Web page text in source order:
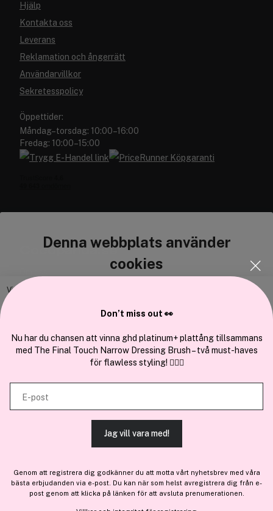
Denna webbplats använder
cookies
Vi använder enhetsidentifierare för att anpassa innehållet och
och annan information från din enhet till de sociala medier och annons-
och analysföretag som vi samarbetar med. Dessa kan i sin tur
kombinera informationen med annan information som du har
tillhandahållit eller som de har samlat in när du har använt deras
tjänster.
TILLÅT ALLA COOKIES
VISA DETALJER
Hjälp
Kontakta oss
Leverans
Reklamation och ångerrätt
Användarvillkor
Sekretesspolicy
Öppettider:
Måndag–torsdag: 10:00–16:00
Fredag: 10:00–15:00
Cocopanda.se
En del avBrandsdal Group AS
Don’t miss out 👀
Nu har du chansen att vinna ghd platinum+ plattång tillsammans
med The Final Touch Narrow Dressing Brush – två must-haves
för flawless styling! 💇‍♀️✨
E-post
Jag vill vara med!
Genom att registrera dig godkänner du att motta vårt nyhetsbrev med våra
bästa erbjudanden via e-post. Du kan när som helst avregistrera dig från e-
post genom att klicka på länken för att avsluta prenumerationen.